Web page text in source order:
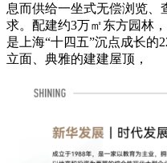
息而供给一坐式无偿浏览、
求。配建约3万㎡东方园林
是上海“十四五”沉点成长的
立面、典雅的建建屋顶，